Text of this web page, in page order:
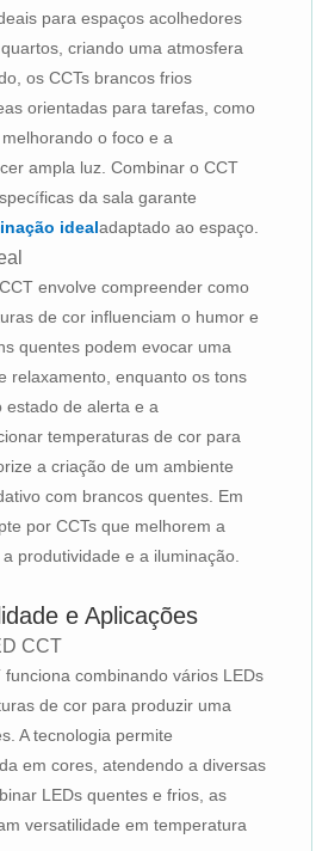
para espaços acolhedores
criando uma atmosfera
os CCTs brancos frios
orientadas para tarefas, como
o foco e a
ampla luz. Combinar o CCT
da sala garante
idealadaptado ao espaço.
envolve compreender como
de cor influenciam o humor e
quentes podem evocar uma
relaxamento, enquanto os tons
estado de alerta e a
temperaturas de cor para
a criação de um ambiente
com brancos quentes. Em
por CCTs que melhorem a
produtividade e a iluminação.
e Aplicações
CCT
funciona combinando vários LEDs
de cor para produzir uma
A tecnologia permite
em cores, atendendo a diversas
LEDs quentes e frios, as
versatilidade em temperatura